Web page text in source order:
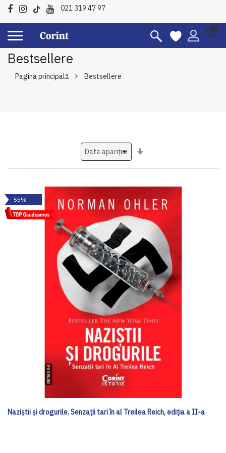
021 319 47 97
Bestsellere
Pagina principală Bestsellere
-55%
Naziștii și drogurile. Senzații tari în al Treilea Reich, ediția a II-a